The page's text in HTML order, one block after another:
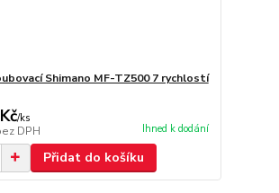
Shimano MF-TZ500 7 rychlostí
/ks
DPH Ihned k dodání
Přidat do košíku